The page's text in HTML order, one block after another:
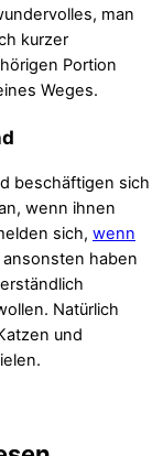
man
kurzer
Portion
Weges.
beschäftigen sich
wenn ihnen
sich, wenn
ansonsten haben
Natürlich
und